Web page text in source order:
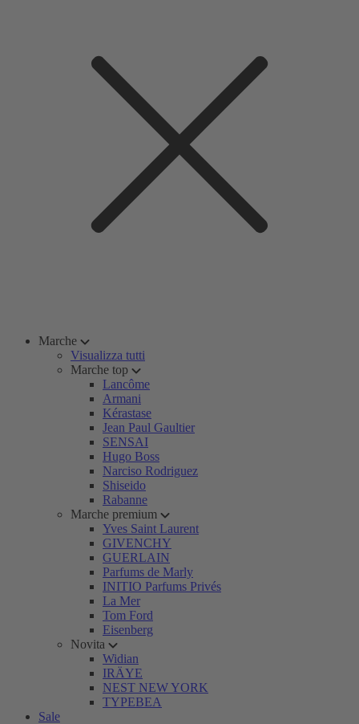
Marche
Visualizza tutti
Marche top
Lancôme
Armani
Kérastase
Jean Paul Gaultier
SENSAI
Hugo Boss
Narciso Rodriguez
Shiseido
Rabanne
Marche premium
Yves Saint Laurent
GIVENCHY
GUERLAIN
Parfums de Marly
INITIO Parfums Privés
La Mer
Tom Ford
Eisenberg
Novita
Widian
IRÄYE
NEST NEW YORK
TYPEBEA
Sale